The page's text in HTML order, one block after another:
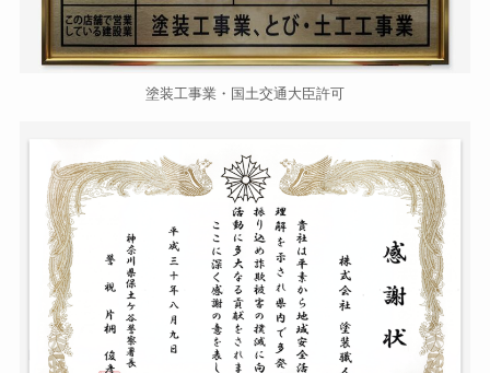
塗装工事業・国土交通大臣許可